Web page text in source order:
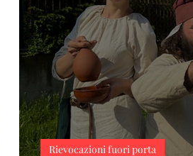
Rievocazioni fuori porta